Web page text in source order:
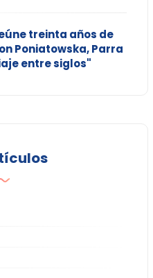
treinta años de
Poniatowska, Parra
entre siglos"